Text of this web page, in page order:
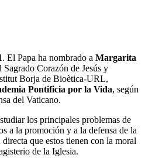
. El Papa ha nombrado a Margarita
Sagrado Corazón de Jesús y
Borja de Bioètica-URL,
Pontificia por la Vida, según
del Vaticano.
los principales problemas de
a la promoción y a la defensa de la
que estos tienen con la moral
de la Iglesia.